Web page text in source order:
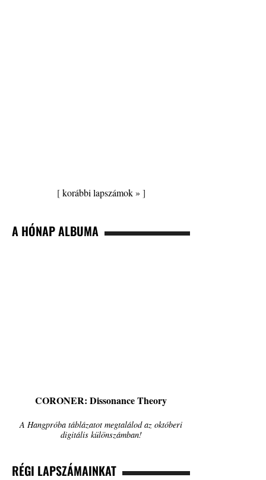
[korábbi lapszámok » ]
A HÓNAP ALBUMA
CORONER: Dissonance Theory
A Hangpróba táblázatot megtalálod az októberi
digitális különszámban!
RÉGI LAPSZÁMAINKAT